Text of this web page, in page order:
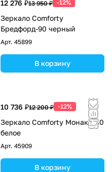
12 276 ₽13 950 ₽ -12%
Зеркало Comforty
Бредфорд-90 черный
Арт. 45899
В корзину
10 736 ₽12 200 ₽ -12%
Зеркало Comforty Монако-80
белое
Арт. 45909
В корзину